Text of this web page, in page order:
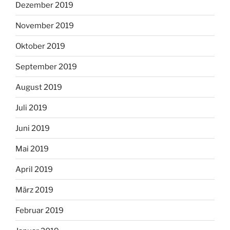
Dezember 2019
November 2019
Oktober 2019
September 2019
August 2019
Juli 2019
Juni 2019
Mai 2019
April 2019
März 2019
Februar 2019